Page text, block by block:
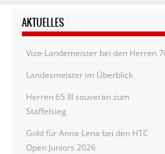
AKTUELLES
Vize-Landemeister bei den Herren
Landesmeister im Überblick
Herren 65 III souverän zum
Staffelsieg
Gold für Anna-Lena bei den HTC
Open Juniors 2026